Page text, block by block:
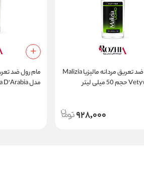
مام رول ضد تعریق مردانه مالیزیا Malizia
928,000